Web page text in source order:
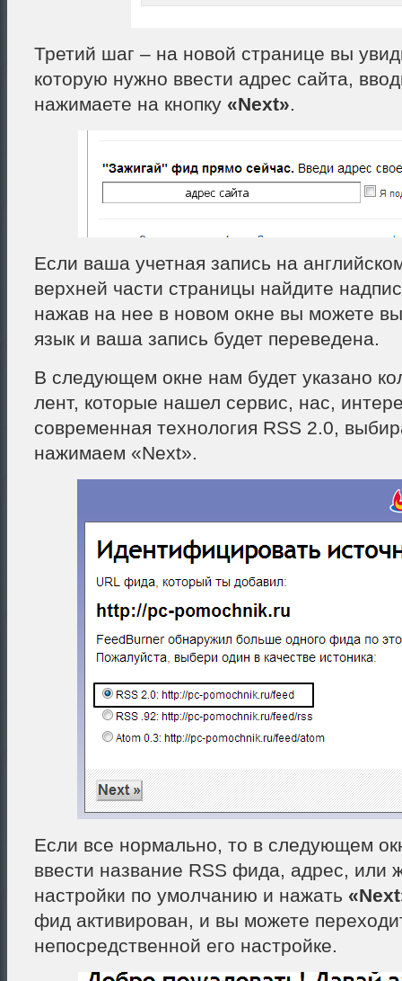
Третий шаг – на новой странице вы
которую нужно ввести адрес сайта,
нажимаете на кнопку «Next».
Если ваша учетная запись на
верхней части страницы найдите
нажав на нее в новом окне вы можете
язык и ваша запись будет переведена.
В следующем окне нам будет указано
лент, которые нашел сервис, нас,
современная технология RSS 2.0,
нажимаем «Next».
Если все нормально, то в следующем
ввести название RSS фида, адрес, или
настройки по умолчанию и нажать
фид активирован, и вы можете
непосредственной его настройке.